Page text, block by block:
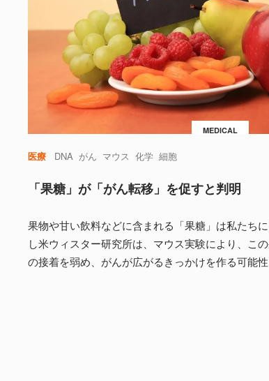
MEDICAL
医療 DNA がん マウス 化学 細胞
「果糖」が「がん転移」を促すと判明
果物や甘い飲料などに含まれる「果糖」は私たち
し米ウィスター研究所は、マウス実験により、こ
の接着を弱め、がんが広がるきっかけを作る可能性